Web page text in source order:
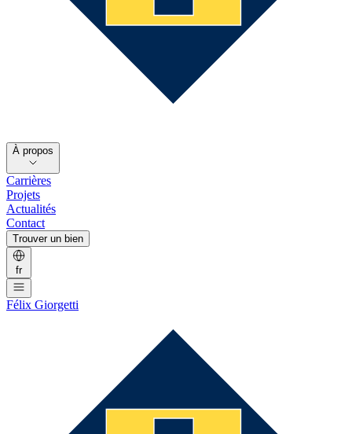
À propos
Carrières
Projets
Actualités
Contact
Trouver un bien
fr
Félix Giorgetti